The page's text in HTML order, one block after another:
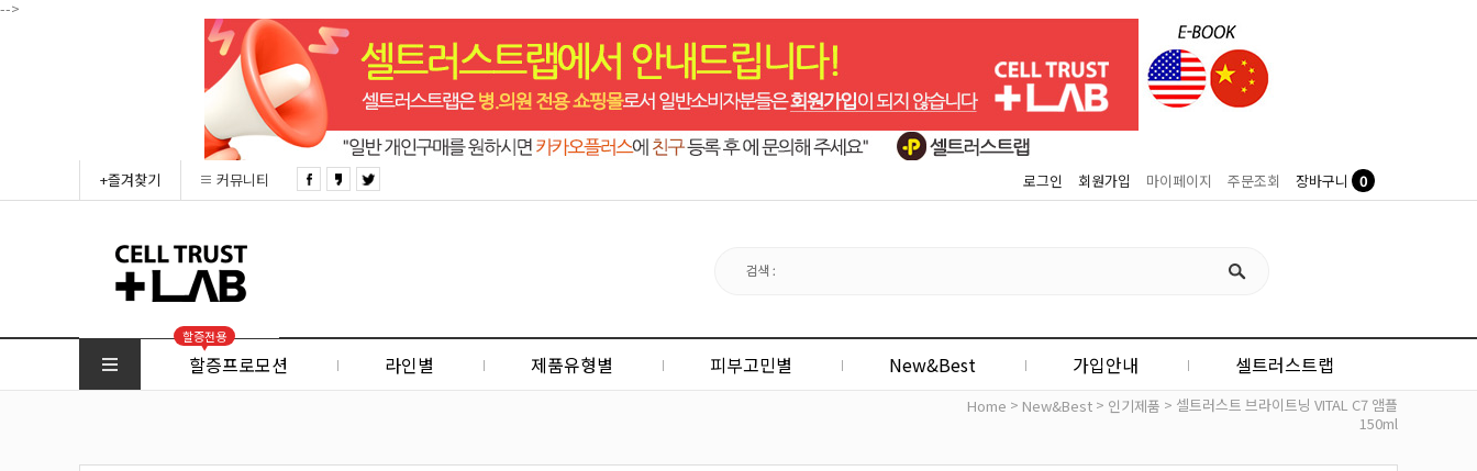
-->
+즐겨찾기 커뮤니티 로그인 회원가입 마이페이지 주문조회 장바구니 0
할증전용
할증프로모션 라인별 제품유형별 피부고민별 New&Best 가입안내 셀트러스트랩
Home > New&Best > 인기제품 > 셀트러스트 브라이트닝 VITAL C7 앰플
150ml